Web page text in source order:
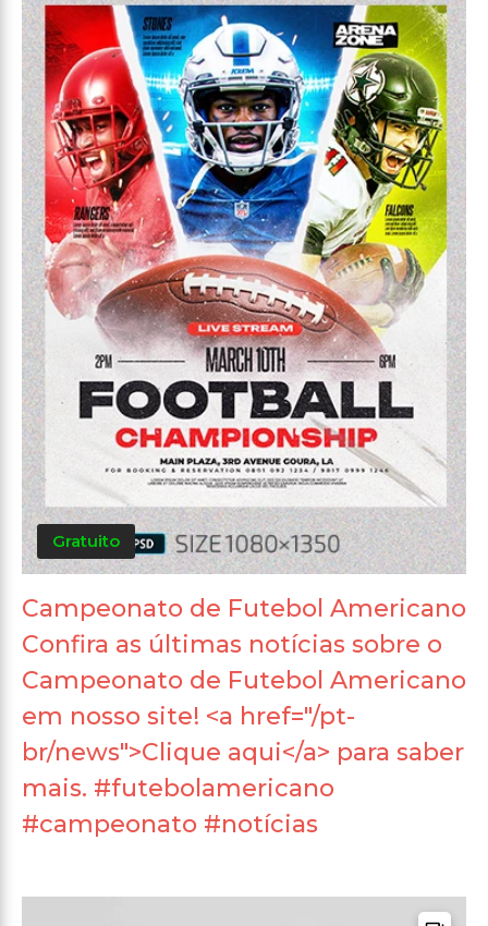
Gratuito
Campeonato de Futebol Americano
Confira as últimas notícias sobre o
Campeonato de Futebol Americano
em nosso site! <a href="/pt-
br/news">Clique aqui</a> para saber
mais. #futebolamericano
#campeonato #notícias